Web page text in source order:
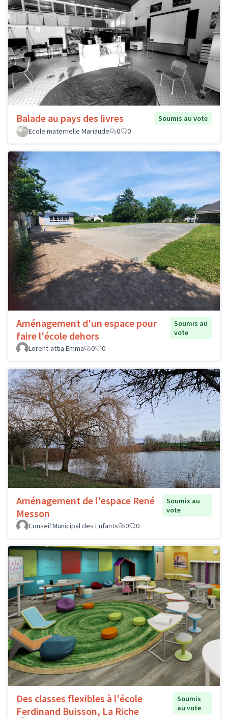
Balade au pays des livres
Soumis au vote
Ecole maternelle Mariaude
0 0
Aménagement d'un espace pour
faire l'école dehors
Soumis au
vote
Lorent-attia Emma
0 0
Aménagement de l'espace René
Messon
Soumis au
vote
Conseil Municipal des Enfants
0 0
Des classes flexibles à l'école
Ferdinand Buisson, La Riche
Soumis
au vote